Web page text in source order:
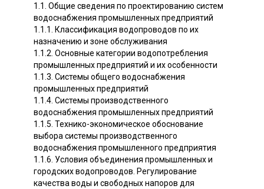
1.1. Общие сведения по проектированию систем
водоснабжения промышленных предприятий
1.1.1. Классификация водопроводов по их
назначению и зоне обслуживания
1.1.2. Основные категории водопотребления
промышленных предприятий и их особенности
1.1.3. Системы общего водоснабжения
промышленных предприятий
1.1.4. Системы производственного
водоснабжения промышленных предприятий
1.1.5. Технико-экономическое обоснование
выбора системы производственного
водоснабжения промышленного предприятия
1.1.6. Условия объединения промышленных и
городских водопроводов. Регулирование
качества воды и свободных напоров для